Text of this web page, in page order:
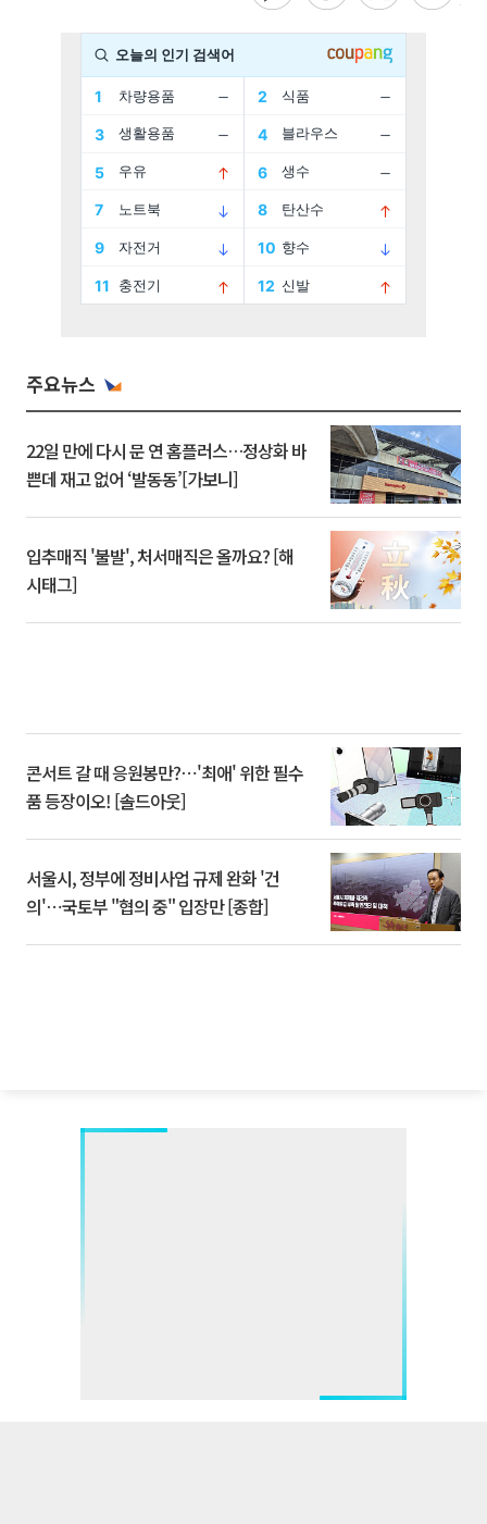
주요뉴스
22일 만에 다시 문 연 홈플러스…정상화 바
쁜데 재고 없어 ‘발동동’[가보니]
입추매직 '불발', 처서매직은 올까요? [해
시태그]
콘서트 갈 때 응원봉만?⋯'최애' 위한 필수
품 등장이오! [솔드아웃]
서울시, 정부에 정비사업 규제 완화 '건
의'⋯국토부 "협의 중" 입장만 [종합]